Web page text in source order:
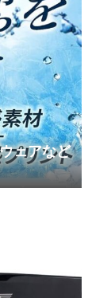
ェアなど